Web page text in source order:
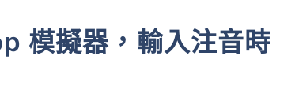
模擬器，輸入注音時